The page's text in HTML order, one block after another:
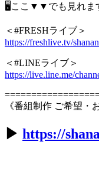
🖥ここ▼▼でも見れま
＜#FRESHライブ＞
https://freshlive.tv/
＜#LINEライブ＞
https://live.line.me/
《番組制作 ご希望・
▶︎ https://